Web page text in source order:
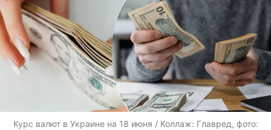
Курс валют в Украине на 18 июня / Коллаж: Главред, фото: